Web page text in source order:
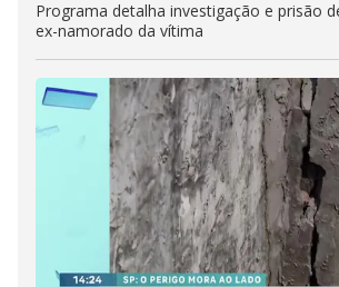
Programa detalha investigação e prisão
ex-namorado da vítima